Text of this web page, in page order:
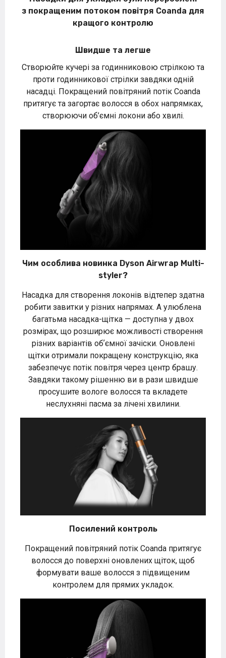
з покращеним потоком повітря Coanda для
кращого контролю
Швидше та легше
Створюйте кучері за годинниковою стрілкою та
проти годинникової стрілки завдяки одній
насадці. Покращений повітряний потік Coanda
притягує та загортає волосся в обох напрямках,
створюючи об’ємні локони або хвилі.
Чим особлива новинка Dyson Airwrap Multi-
styler?
Насадка для створення локонів відтепер здатна
робити завитки у різних напрямах. А улюблена
багатьма насадка-щітка — доступна у двох
розмірах, що розширює можливості створення
різних варіантів обʼємної зачіски. Оновлені
щітки отримали покращену конструкцію, яка
забезпечує потік повітря через центр брашу.
Завдяки такому рішенню ви в рази швидше
просушите вологе волосся та вкладете
неслухняні пасма за лічені хвилини.
Посилений контроль
Покращений повітряний потік Coanda притягує
волосся до поверхні оновлених щіток, щоб
формувати ваше волосся з підвищеним
контролем для прямих укладок.